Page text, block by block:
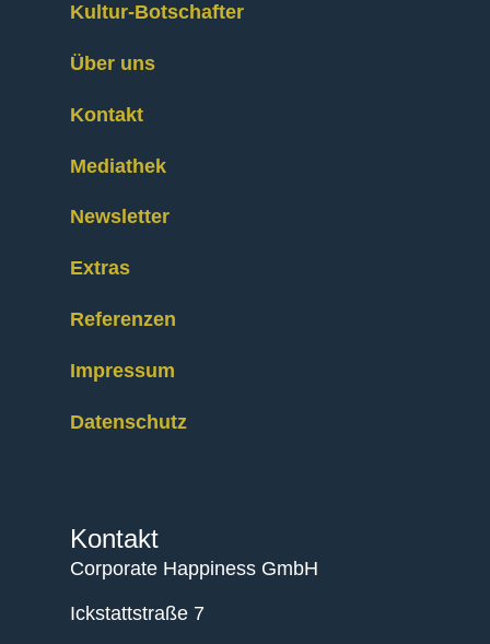
Kultur-Botschafter
Über uns
Kontakt
Mediathek
Newsletter
Extras
Referenzen
Impressum
Datenschutz
Kontakt
Corporate Happiness GmbH
Ickstattstraße 7